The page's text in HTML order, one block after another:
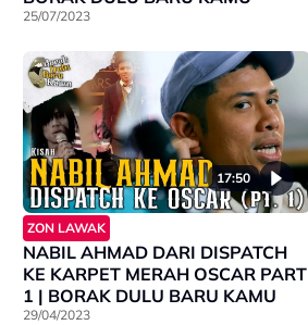
25/07/2023
17:50
ZON LAWAK
NABIL AHMAD DARI DISPATCH
KE KARPET MERAH OSCAR PART
1 | BORAK DULU BARU KAMU
29/04/2023